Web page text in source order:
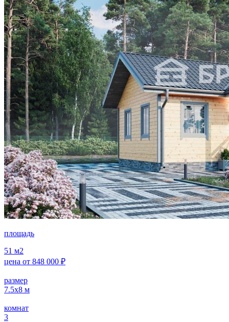
площадь
51 м2
цена от 848 000 ₽
размер
7.5х8 м
комнат
3